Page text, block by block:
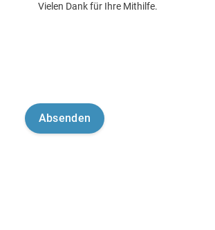
Vielen Dank für Ihre Mithilfe.